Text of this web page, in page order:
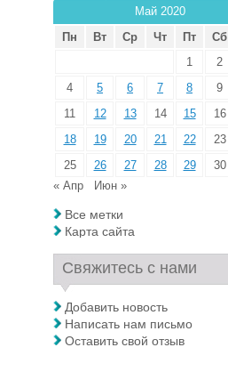
Май 2020
Пн
Вт Ср Чт Пт Сб
1
2
4
5 6 7 8 9
11
12 13 14 15 16
18
19 20 21 22 23
25
26 27 28 29 30
« Апр
Июн »
Все метки
Карта сайта
Свяжитесь с нами
Добавить новость
Написать нам письмо
Оставить свой отзыв